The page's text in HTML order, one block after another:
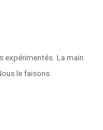
expérimentés. La main
le faisons